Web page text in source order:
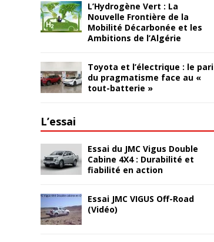
L’Hydrogène Vert : La
Nouvelle Frontière de la
Mobilité Décarbonée et les
Ambitions de l’Algérie
Toyota et l’électrique : le pari
du pragmatisme face au «
tout-batterie »
L’essai
Essai du JMC Vigus Double
Cabine 4X4 : Durabilité et
fiabilité en action
Essai JMC VIGUS Off-Road
(Vidéo)